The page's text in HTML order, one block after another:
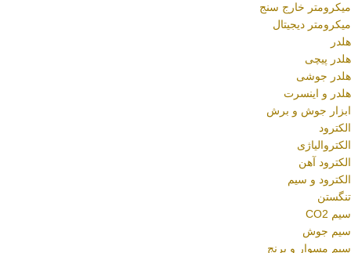
میکرومتر خارج سنج
میکرومتر دیجیتال
هلدر
هلدر پیچی
هلدر جوشی
هلدر و اینسرت
ابزار جوش و برش
الکترود
الکتروالیاژی
الکترود آهن
الکترود و سیم
تنگستن
سیم CO2
سیم جوش
سیم مسوار و برنج